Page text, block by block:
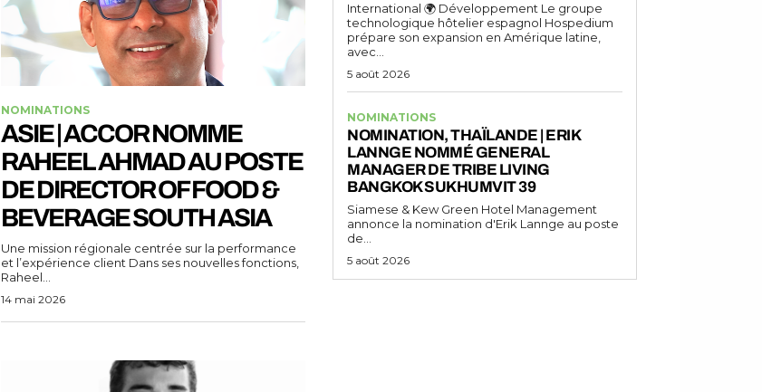
NOMINATIONS
ASIE | ACCOR NOMME
RAHEEL AHMAD AU POSTE
DE DIRECTOR OF FOOD &
BEVERAGE SOUTH ASIA
Une mission régionale centrée sur la performance
et l’expérience client Dans ses nouvelles fonctions,
Raheel...
14 mai 2026
International 🌍 Développement Le groupe
technologique hôtelier espagnol Hospedium
prépare son expansion en Amérique latine,
avec...
5 août 2026
NOMINATIONS
NOMINATION, THAÏLANDE | ERIK
LANNGE NOMMÉ GENERAL
MANAGER DE TRIBE LIVING
BANGKOK SUKHUMVIT 39
Siamese & Kew Green Hotel Management
annonce la nomination d'Erik Lannge au poste
de...
5 août 2026